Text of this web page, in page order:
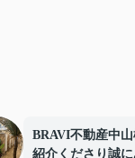
BRAVI不動産中
紹介くださり誠に